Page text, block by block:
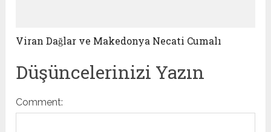
Viran Dağlar ve Makedonya Necati Cumalı
Düşüncelerinizi Yazın
Comment: